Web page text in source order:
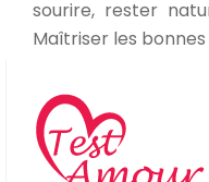
sourire, rester
Maîtriser les